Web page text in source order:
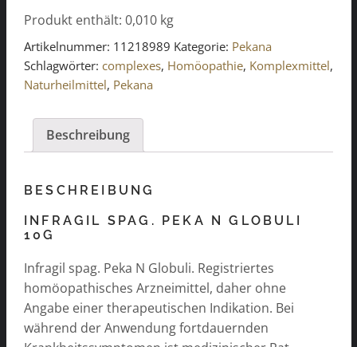
N
Globuli
10g
Menge
Produkt enthält: 0,010 kg
Artikelnummer: 11218989 Kategorie: Pekana
Schlagwörter: complexes, Homöopathie, Komplexmittel,
Naturheilmittel, Pekana
Beschreibung
BESCHREIBUNG
INFRAGIL SPAG. PEKA N GLOBULI
10G
Infragil spag. Peka N Globuli. Registriertes
homöopathisches Arzneimittel, daher ohne
Angabe einer therapeutischen Indikation. Bei
während der Anwendung fortdauernden